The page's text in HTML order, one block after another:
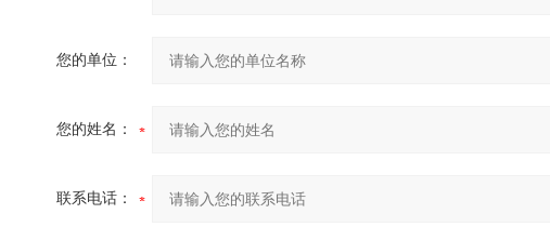
您的单位：
您的姓名：
联系电话：